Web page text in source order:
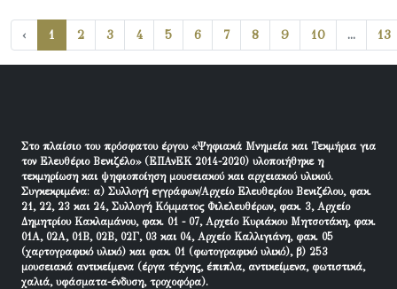
‹ 1 2 3 4 5 6 7 8 9 10 ... 13
Στο πλαίσιο του πρόσφατου έργου «Ψηφιακά Μνημεία και Τεκμήρια για
τον Ελευθέριο Βενιζέλο» (ΕΠΑνΕΚ 2014-2020) υλοποιήθηκε η
τεκμηρίωση και ψηφιοποίηση μουσειακού και αρχειακού υλικού.
Συγκεκριμένα: α) Συλλογή εγγράφων/Αρχείο Ελευθερίου Βενιζέλου, φακ.
21, 22, 23 και 24, Συλλογή Κόμματος Φιλελευθέρων, φακ. 3, Αρχείο
Δημητρίου Κακλαμάνου, φακ. 01 - 07, Αρχείο Κυριάκου Μητσοτάκη, φακ.
01Α, 02Α, 01Β, 02Β, 02Γ, 03 και 04, Αρχείο Καλλιγιάνη, φακ. 05
(χαρτογραφικό υλικό) και φακ. 01 (φωτογραφικό υλικό), β) 253
μουσειακά αντικείμενα (έργα τέχνης, έπιπλα, αντικείμενα, φωτιστικά,
χαλιά, υφάσματα-ένδυση, τροχοφόρα).